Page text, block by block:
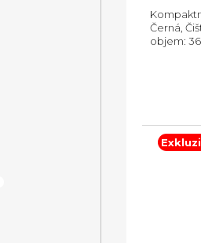
5
Černá,
objem: